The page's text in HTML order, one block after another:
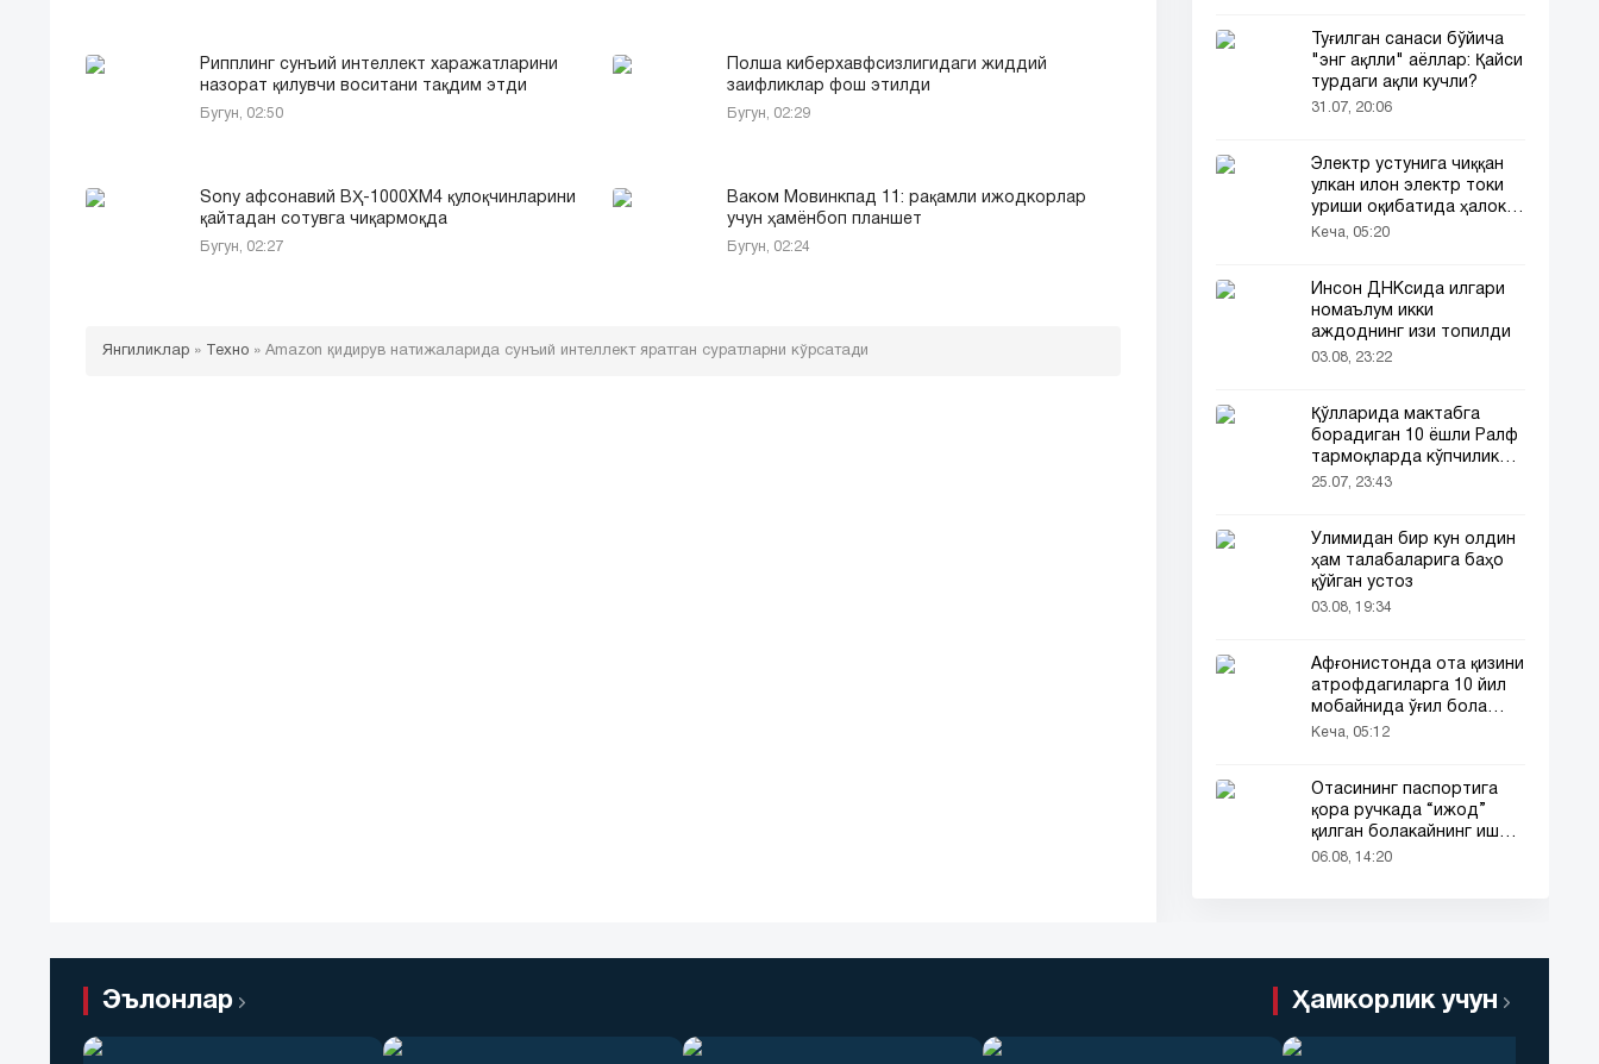
Рипплинг сунъий интеллект харажатларини
назорат қилувчи воситани тақдим этди
Бугун, 02:50
Полша киберхавфсизлигидаги жиддий
заифликлар фош этилди
Бугун, 02:29
Sony афсонавий ВҲ-1000XM4 қулоқчинларини
қайтадан сотувга чиқармоқда
Бугун, 02:27
Ваком Мовинкпад 11: рақамли ижодкорлар
учун ҳамёнбоп планшет
Бугун, 02:24
Янгиликлар » Техно » Amazon қидирув натижаларида сунъий интеллект яратган суратларни кўрсатади
Туғилган санаси бўйича
"энг ақлли" аёллар: Қайси
турдаги ақли кучли?
31.07, 20:06
Электр устунига чиққан
улкан илон электр токи
уриши оқибатида ҳалок
бўлди
Кеча, 05:20
Инсон ДНКсида илгари
номаълум икки
аждоднинг изи топилди
03.08, 23:22
Қўлларида мактабга
борадиган 10 ёшли Ралф
тармоқларда кўпчиликни
таъсирлантирди
25.07, 23:43
Ўлимидан бир кун олдин
ҳам талабаларига баҳо
қўйган устоз
03.08, 19:34
Афғонистонда ота қизини
атрофдагиларга 10 йил
мобайнида ўғил бола
сифатида таништирди
Кеча, 05:12
Отасининг паспортига
қора ручкада “ижод”
қилган болакайнинг иши
барчанинг диққатини
06.08, 14:20
Эълонлар Ҳамкорлик учун